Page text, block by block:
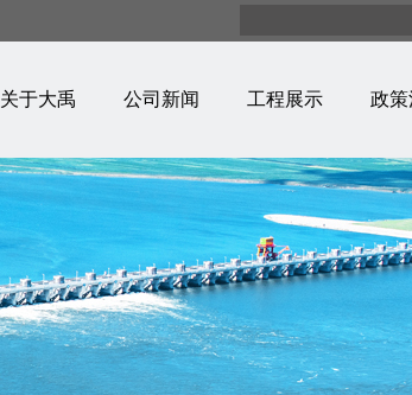
关于大禹 公司新闻 工程展示 政策